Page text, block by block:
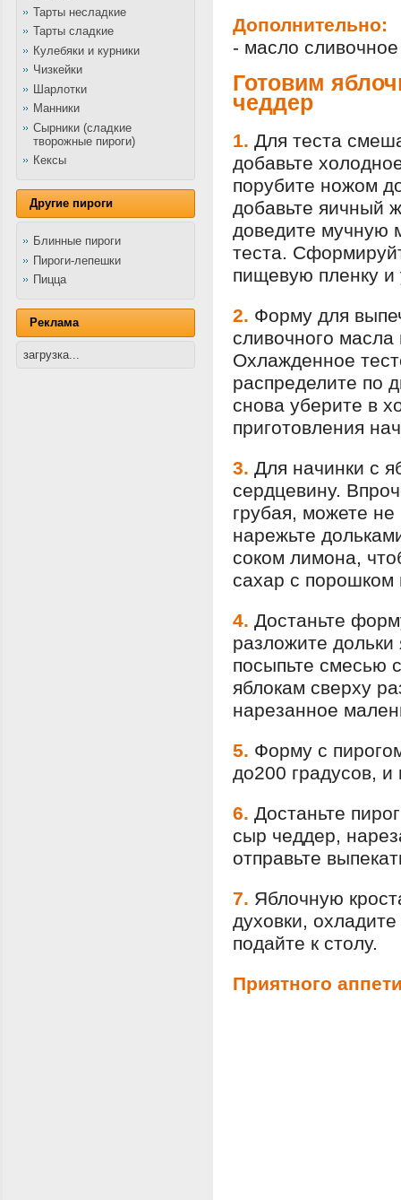
Тарты несладкие
Тарты сладкие
Кулебяки и курники
Чизкейки
Шарлотки
Манники
Сырники (сладкие
творожные пироги)
Кексы
Другие пироги
Блинные пироги
Пироги-лепешки
Пицца
Реклама
загрузка...
Дополнительно:
- масло
Готовим
чеддер
1. Для теста
добавьте
порубите ножом
добавьте яичный
доведите мучную
теста.
пищевую пленку и
2. Форму для
сливочного масла
Охлажденное
распределите по
снова уберите в
приготовления
3. Для начинки с
сердцевину.
грубая, можете
нарежьте
соком лимона,
сахар с
4. Достаньте
разложите дольки
посыпьте смесью
яблокам сверху
нарезанное
5. Форму с
до200 градусов, и
6. Достаньте
сыр чеддер,
отправьте
7. Яблочную
духовки,
подайте к столу.
Приятного